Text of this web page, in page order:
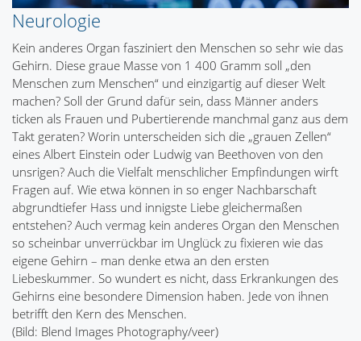
Neurologie
Kein anderes Organ fasziniert den Menschen so sehr wie das
Gehirn. Diese graue Masse von 1 400 Gramm soll „den
Menschen zum Menschen“ und einzigartig auf dieser Welt
machen? Soll der Grund dafür sein, dass Männer anders
ticken als Frauen und Pubertierende manchmal ganz aus dem
Takt geraten? Worin unterscheiden sich die „grauen Zellen“
eines Albert Einstein oder Ludwig van Beethoven von den
unsrigen? Auch die Vielfalt menschlicher Empfindungen wirft
Fragen auf. Wie etwa können in so enger Nachbarschaft
abgrundtiefer Hass und innigste Liebe gleichermaßen
entstehen? Auch vermag kein anderes Organ den Menschen
so scheinbar unverrückbar im Unglück zu fixieren wie das
eigene Gehirn – man denke etwa an den ersten
Liebeskummer. So wundert es nicht, dass Erkrankungen des
Gehirns eine besondere Dimension haben. Jede von ihnen
betrifft den Kern des Menschen.
(Bild: Blend Images Photography/veer)